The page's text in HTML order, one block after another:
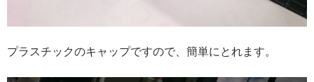
プラスチックのキャップですので、簡単にとれます。